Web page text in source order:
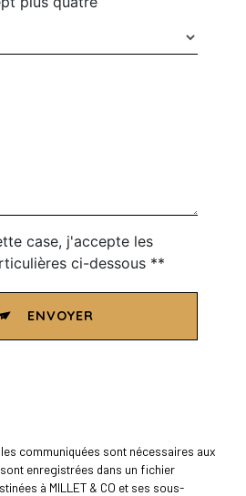
case, j'accepte les
ci-dessous **
ENVOYER
communiquées sont nécessaires aux
enregistrées dans un fichier
à MILLET & CO et ses sous-